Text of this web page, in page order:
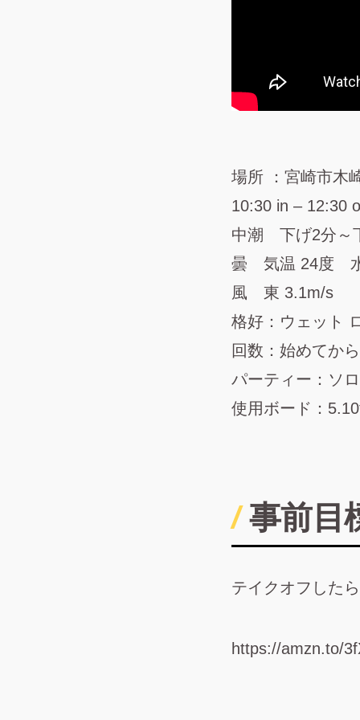
場所 ：宮崎市木
10:30 in – 12:30
中潮 下げ2分～
曇 気温 24度
風 東 3.1m/s
格好：ウェット
回数：始めてか
パーティー：ソ
使用ボード：
事前目
テイクオフした
https://amzn.to/